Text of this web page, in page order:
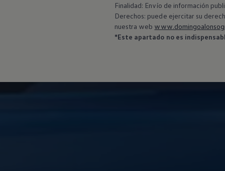
Finalidad: Envío de información
Derechos: puede ejercitar su
nuestra web
*Este apartado no es